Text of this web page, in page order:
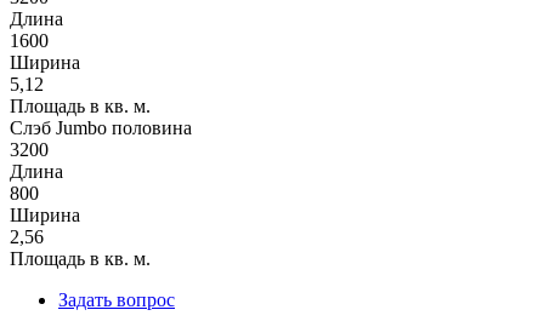
Длина
1600
Ширина
5,12
Площадь в кв. м.
Слэб Jumbo половина
3200
Длина
800
Ширина
2,56
Площадь в кв. м.
Задать вопрос